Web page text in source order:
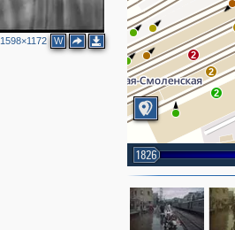
1598×1172 W
2
2
2
1826